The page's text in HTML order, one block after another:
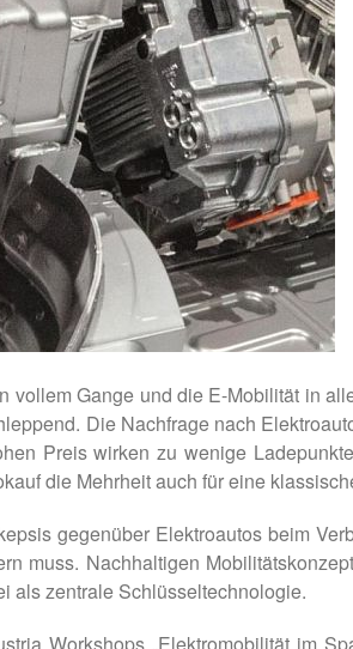
vollem Gange und die E-Mobilität in
Die Nachfrage nach
Preis wirken zu wenige
die Mehrheit auch für eine
gegenüber Elektroautos beim
muss. Nachhaltigen
als zentrale Schlüsseltechnologie.